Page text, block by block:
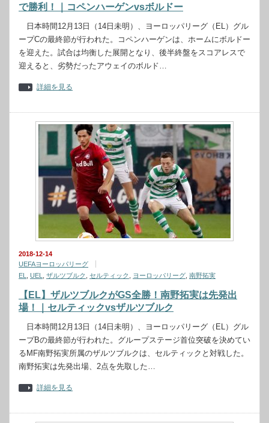
で勝利！｜コペンハーゲンvsボルドー
日本時間12月13日（14日未明）、ヨーロッパリーグ（EL）グル
ープCの最終節が行われた。コペンハーゲンは、ホームにボルドー
を迎えた。試合は均衡した展開となり、後半終盤をスコアレスで
迎えると、劣勢だったアウェイのボルド…
詳細を見る
2018-12-14
UEFAヨーロッパリーグ
EL
UEL ザルツブルク セルティック ヨーロッパリーグ 南野拓実
【EL】ザルツブルクがGS全勝！南野拓実は先発出
場！｜セルティックvsザルツブルク
日本時間12月13日（14日未明）、ヨーロッパリーグ（EL）グル
ープBの最終節が行われた。グループステージ首位突破を決めてい
るMF南野拓実所属のザルツブルクは、セルティックと対戦した。
南野拓実は先発出場、2点を先取した…
詳細を見る